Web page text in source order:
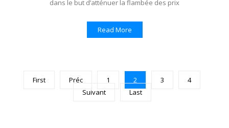
dans le but d’atténuer la flambée des prix
Read More
First Préc 1 2 3
4
Suivant
Last